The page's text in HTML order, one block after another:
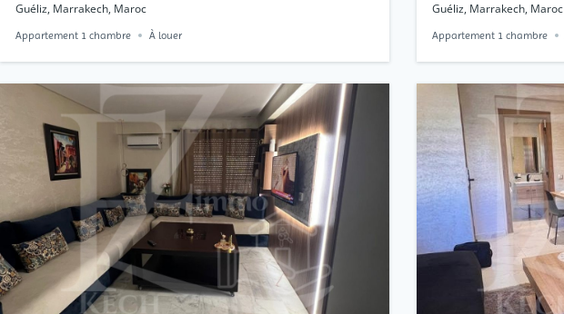
Guéliz, Marrakech, Maroc
Appartement 1 chambre À louer
Guéliz, Marrakech, Maroc
Appartement 1 chambre